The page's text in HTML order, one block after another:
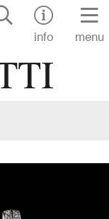
info
menu